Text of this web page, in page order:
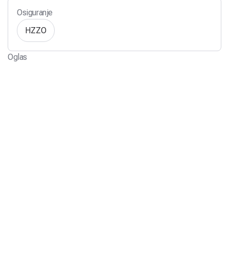
Osiguranje
HZZO
Oglas